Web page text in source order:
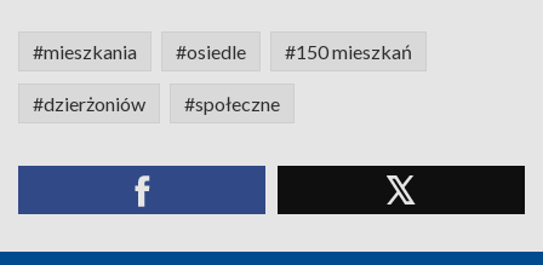
#mieszkania #osiedle #150 mieszkań
#dzierżoniów #społeczne